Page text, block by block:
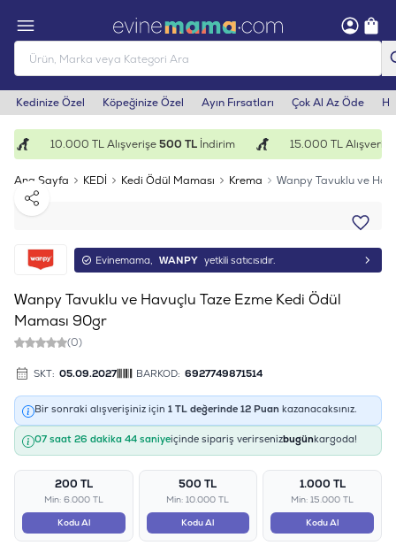
Kedinize Özel Köpeğinize Özel Ayın Fırsatları Çok Al Az Öde
10.000 TL Alışverişe500 TLİndirim 15.000 TL Alışverişe
Ana Sayfa KEDİ Kedi Ödül Maması Krema
Wanpy Tavuklu ve
Paylaş
Evinemama, WANPY yetkili satıcısıdır.
Wanpy Tavuklu ve Havuçlu Taze Ezme Kedi Ödül
Maması 90gr
(0)
SKT: 05.09.2027 BARKOD: 6927749871514
Bir sonraki alışverişiniz için 1 TL değerinde 12 Puan kazanacaksınız.
07 saat 26 dakika 44 saniyeiçinde sipariş verirsenizbugünkargoda!
200 TL
Min: 6.000 TL
Kodu Al
500 TL
Min: 10.000 TL
Kodu Al
1.000 TL
Min: 15.000 TL
Kodu Al